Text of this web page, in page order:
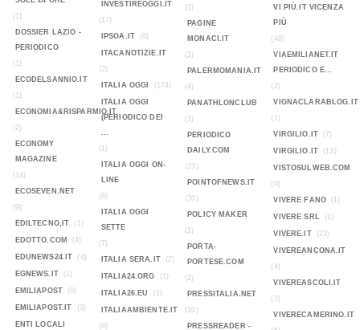
(1)
DOSSIER LAZIO -
PERIODICO
(1)
ECODELSANNIO.IT
(1)
ECONOMIA&RISPARMIO.IT
(2)
ECONOMY
MAGAZINE
(14)
ECOSEVEN.NET
(9)
EDILTECNO,IT
(1)
EDOTTO.COM (4)
EDUNEWS24.IT (4)
EGNEWS.IT (1)
EMILIAPOST (0)
EMILIAPOST.IT (3)
ENTI LOCALI
INVESTIREOGGI.IT
(17)
IPSOA.IT
(6)
ITACANOTIZIE.IT
(2)
ITALIA OGGI
(174)
ITALIA OGGI
(PERIODICO DEI
...
(1)
ITALIA OGGI ON-
LINE
(8)
ITALIA OGGI
SETTE
(7)
ITALIA SERA.IT
(2)
ITALIA24.ORG (1)
ITALIA26.EU (1)
ITALIAAMBIENTE.IT
(9)
(1)
PAGINE
MONACI.IT
(1)
PALERMOMANIA.IT
(4)
PANATHLONCLUB
(1)
PERIODICO
DAILY.COM
(23)
POINTOFNEWS.IT
(30)
POLICY MAKER
(1)
PORTA-
PORTESE.COM
(2)
PRESSITALIA.NET
(10)
PRESSREADER -
VI PIÙ.IT VICENZA
PIÙ
(48)
VIAEMILIANET.IT
PERIODICO E...
(2)
VIGNACLARABLOG.IT
(1)
VIRGILIO.IT
(7)
VIRGILIO.IT (13)
VISTOSULWEB.COM
(0)
VIVERE FANO
(1)
VIVERE SRL (1)
VIVERE.IT (23)
VIVEREANCONA.IT
(4)
VIVEREASCOLI.IT
(3)
VIVERECAMERINO.IT